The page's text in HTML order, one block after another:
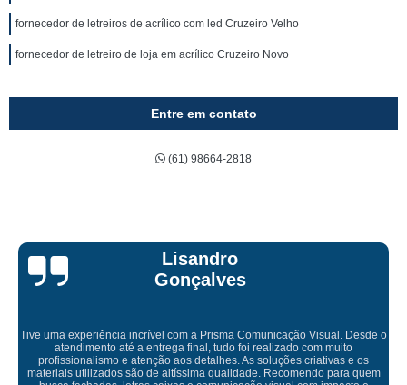
fornecedor de letreiros de acrílico com led Cruzeiro Velho
fornecedor de letreiro de loja em acrílico Cruzeiro Novo
Entre em contato
(61) 98664-2818
Bruna Eduarda
Empresa maravilhosa, entregue antes do prazo e a instalação da lona
ficou perfeita, indico de olhos fechados